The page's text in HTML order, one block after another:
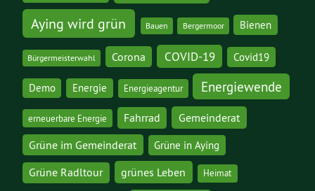
Aying wird grün Bauen Bergermoor Bienen
Bürgermeisterwahl Corona COVID-19 Covid19
Demo Energie Energieagentur Energiewende
erneuerbare Energie Fahrrad Gemeinderat
Grüne im Gemeinderat Grüne in Aying
Grüne Radltour grünes Leben Heimat